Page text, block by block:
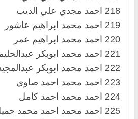
218 احمد مجدي علي الديب
219 احمد محمد ابراهيم عاشور
220 احمد محمد ابراهيم عمر
221 احمد محمد ابوبكر عبدالحليم
222 احمد محمد ابوبكر عبدالمجيد
223 احمد محمد احمد صاوي
224 احمد محمد احمد كامل
225 احمد محمد احمد محمد جميل